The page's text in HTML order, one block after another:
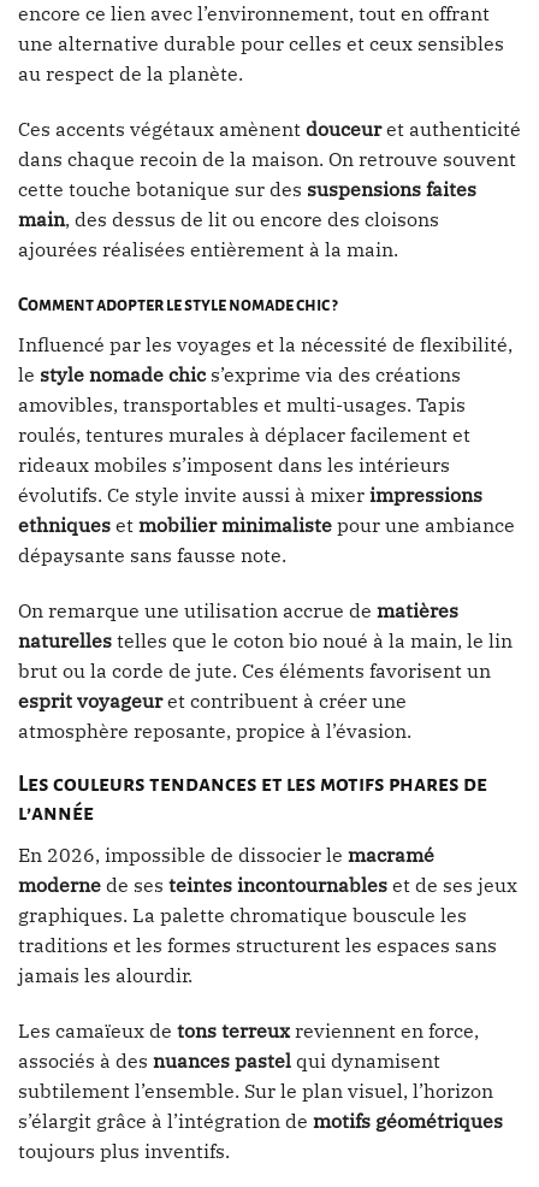
encore ce lien avec l’environnement, tout en offrant
une alternative durable pour celles et ceux sensibles
au respect de la planète.
Ces accents végétaux amènent douceuret authenticité
dans chaque recoin de la maison. On retrouve souvent
cette touche botanique sur des suspensions faites
main, des dessus de lit ou encore des cloisons
ajourées réalisées entièrement à la main.
Comment adopter le style nomade chic ?
Influencé par les voyages et la nécessité de flexibilité,
le style nomade chics’exprime via des créations
amovibles, transportables et multi-usages. Tapis
roulés, tentures murales à déplacer facilement et
rideaux mobiles s’imposent dans les intérieurs
évolutifs. Ce style invite aussi à mixer impressions
ethniques et mobilier minimaliste pour une ambiance
dépaysante sans fausse note.
On remarque une utilisation accrue de matières
naturelles telles que le coton bio noué à la main, le lin
brut ou la corde de jute. Ces éléments favorisent un
esprit voyageuret contribuent à créer une
atmosphère reposante, propice à l’évasion.
Les couleurs tendances et les motifs phares de
l’année
En 2026, impossible de dissocier le macramé
moderne de ses teintes incontournables et de ses jeux
graphiques. La palette chromatique bouscule les
traditions et les formes structurent les espaces sans
jamais les alourdir.
Les camaïeux de tons terreux reviennent en force,
associés à des nuances pastel qui dynamisent
subtilement l’ensemble. Sur le plan visuel, l’horizon
s’élargit grâce à l’intégration de motifs géométriques
toujours plus inventifs.